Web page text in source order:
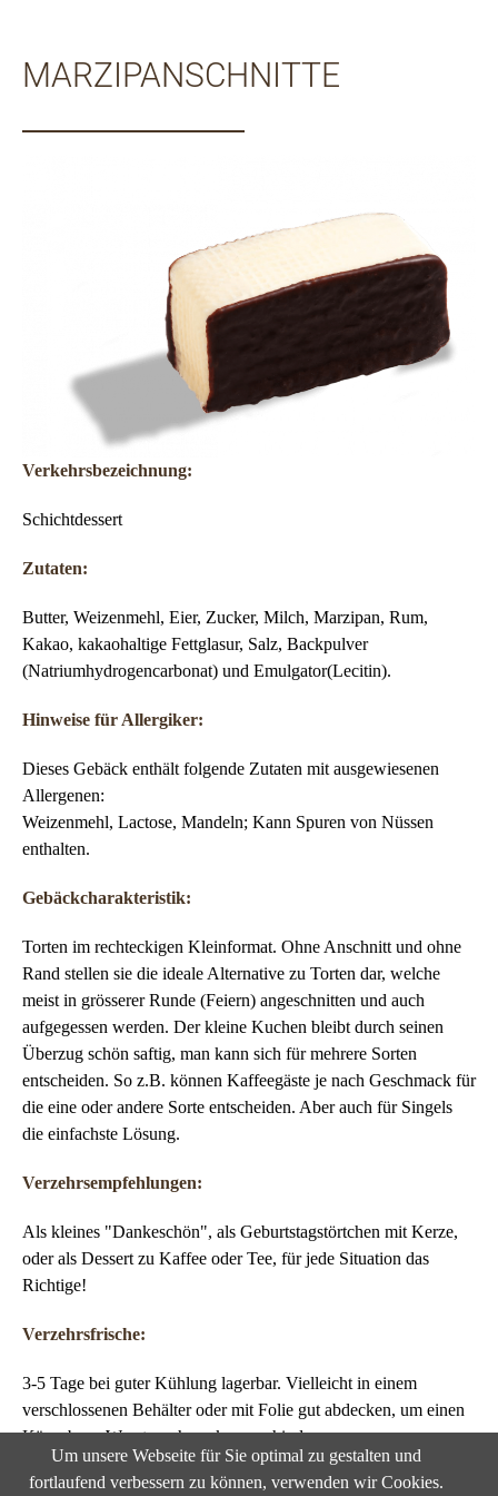
MARZIPANSCHNITTE
Verkehrsbezeichnung:
Schichtdessert
Zutaten:
Butter, Weizenmehl, Eier, Zucker, Milch, Marzipan, Rum,
Kakao, kakaohaltige Fettglasur, Salz, Backpulver
(Natriumhydrogencarbonat) und Emulgator(Lecitin).
Hinweise für Allergiker:
Dieses Gebäck enthält folgende Zutaten mit ausgewiesenen
Allergenen:
Weizenmehl, Lactose, Mandeln; Kann Spuren von Nüssen
enthalten.
Gebäckcharakteristik:
Torten im rechteckigen Kleinformat. Ohne Anschnitt und ohne
Rand stellen sie die ideale Alternative zu Torten dar, welche
meist in grösserer Runde (Feiern) angeschnitten und auch
aufgegessen werden. Der kleine Kuchen bleibt durch seinen
Überzug schön saftig, man kann sich für mehrere Sorten
entscheiden. So z.B. können Kaffeegäste je nach Geschmack für
die eine oder andere Sorte entscheiden. Aber auch für Singels
die einfachste Lösung.
Verzehrsempfehlungen:
Als kleines "Dankeschön", als Geburtstagstörtchen mit Kerze,
oder als Dessert zu Kaffee oder Tee, für jede Situation das
Richtige!
Verzehrsfrische:
3-5 Tage bei guter Kühlung lagerbar. Vielleicht in einem
verschlossenen Behälter oder mit Folie gut abdecken, um einen
Käse- bzw. Wurstgeschmack zu verhindern.
Gebäckgewicht:
Um unsere Webseite für Sie optimal zu gestalten und
fortlaufend verbessern zu können, verwenden wir Cookies.